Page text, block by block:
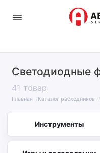
Светодиодные
41 товар
Главная Каталог расходников
Инструменты